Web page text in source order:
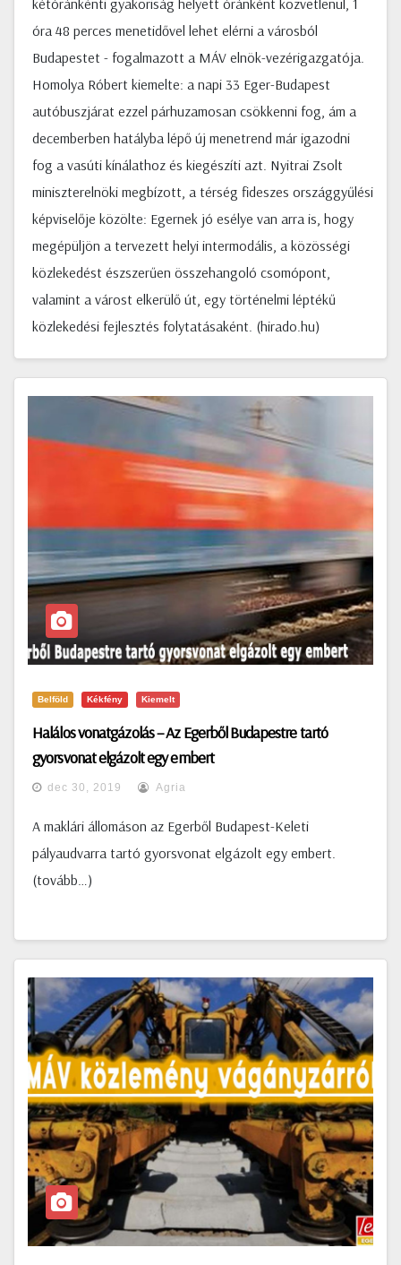
kétóránkénti gyakoriság helyett óránként közvetlenül, 1
óra 48 perces menetidővel lehet elérni a városból
Budapestet - fogalmazott a MÁV elnök-vezérigazgatója.
Homolya Róbert kiemelte: a napi 33 Eger-Budapest
autóbuszjárat ezzel párhuzamosan csökkenni fog, ám a
decemberben hatályba lépő új menetrend már igazodni
fog a vasúti kínálathoz és kiegészíti azt. Nyitrai Zsolt
miniszterelnöki megbízott, a térség fideszes országgyűlési
képviselője közölte: Egernek jó esélye van arra is, hogy
megépüljön a tervezett helyi intermodális, a közösségi
közlekedést észszerűen összehangoló csomópont,
valamint a várost elkerülő út, egy történelmi léptékű
közlekedési fejlesztés folytatásaként. (hirado.hu)
Belföld Kékfény Kiemelt
Halálos vonatgázolás – Az Egerből Budapestre tartó
gyorsvonat elgázolt egy embert
dec 30, 2019 Agria
A maklári állomáson az Egerből Budapest-Keleti
pályaudvarra tartó gyorsvonat elgázolt egy embert.
(tovább…)